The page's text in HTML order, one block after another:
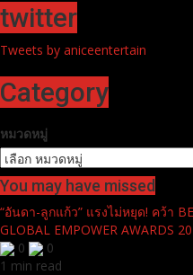
twitter
Tweets by aniceentertain
Category
หมวดหมู่
You may have missed
“อันดา-ลูกแก้ว” แรงไม่หยุด! คว้า
GLOBAL EMPOWER AWARDS
0
0
1 min read